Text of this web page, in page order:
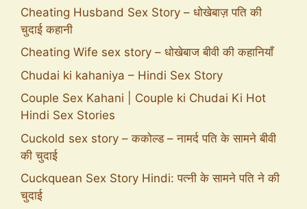
Cheating Husband Sex Story – धोखेबाज़ पति की
चुदाई कहानी
Cheating Wife sex story – धोखेबाज बीवी की कहानियाँ
Chudai ki kahaniya – Hindi Sex Story
Couple Sex Kahani | Couple ki Chudai Ki Hot
Hindi Sex Stories
Cuckold sex story – ककोल्ड – नामर्द पति के सामने बीवी
की चुदाई
Cuckquean Sex Story Hindi: पत्नी के सामने पति ने की
चुदाई